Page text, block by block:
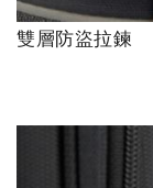
雙層防盜拉鍊